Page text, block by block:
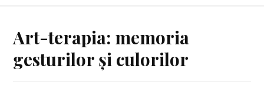
Art-terapia: memoria
gesturilor și culorilor